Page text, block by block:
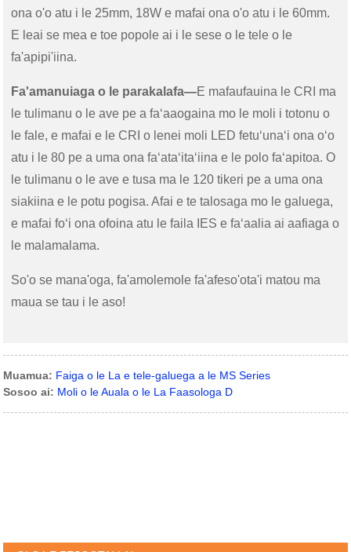
ona o'o atu i le 25mm, 18W e mafai ona o'o atu i le 60mm.
E leai se mea e toe popole ai i le sese o le tele o le
fa'apipi'iina.
Fa'amanuiaga o le parakalafa—E mafaufauina le CRI ma
le tulimanu o le ave pe a faʻaaogaina mo le moli i totonu o
le fale, e mafai e le CRI o lenei moli LED fetuʻunaʻi ona oʻo
atu i le 80 pe a uma ona faʻataʻitaʻiina e le polo faʻapitoa. O
le tulimanu o le ave e tusa ma le 120 tikeri pe a uma ona
siakiina e le potu pogisa. Afai e te talosaga mo le galuega,
e mafai foʻi ona ofoina atu le faila IES e faʻaalia ai aafiaga o
le malamalama.
So'o se mana'oga, fa'amolemole fa'afeso'ota'i matou ma
maua se tau i le aso!
Muamua: Faiga o le La e tele-galuega a le MS Series
Sosoo ai: Moli o le Auala o le La Faasologa D